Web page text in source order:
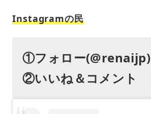
Instagramの民
①フォロー(@renaijp)
②いいね＆コメント